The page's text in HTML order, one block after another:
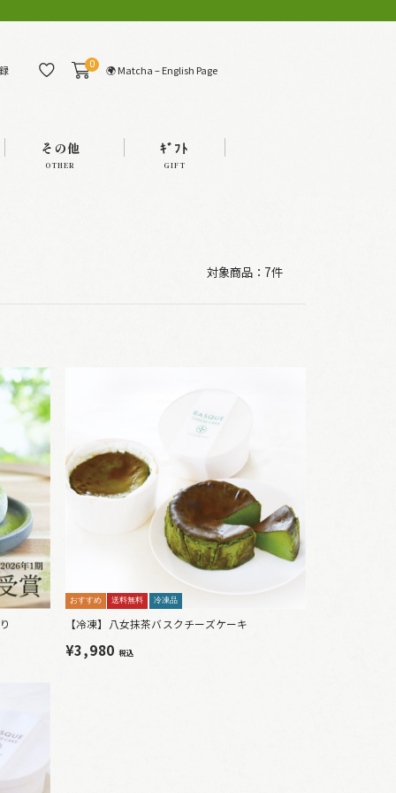
0 🌍 Matcha – English Page
その他
OTHER
ｷﾞﾌﾄ
GIFT
対象商品： 7件
おすすめ 送料無料 冷凍品
【冷凍】八女抹茶バスクチーズケーキ
¥3,980 税込